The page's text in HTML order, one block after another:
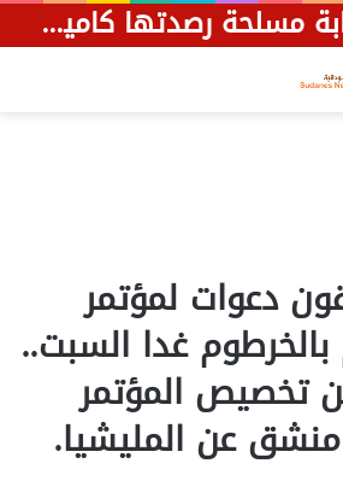
توقيف عصابة مسلحة رصدتها كاميرا مراقبة خلال نهب مواطن بأم درمان
دعوات لمؤتمر
غدا السبت..
تخصيص المؤتمر
عن المليشيا.